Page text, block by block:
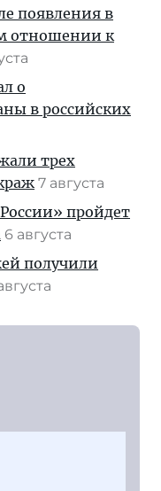
появления в
отношении к
о
в российских
трех
7 августа
пройдет
6 августа
получили